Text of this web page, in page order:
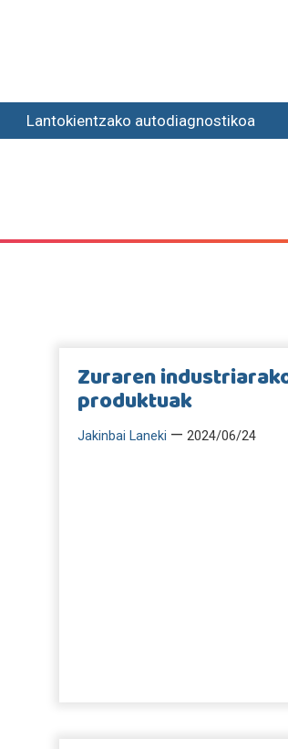
Lantokientzako autodiagnostikoa
Zuraren
produktuak
Jakinbai Laneki — 2024/06/24